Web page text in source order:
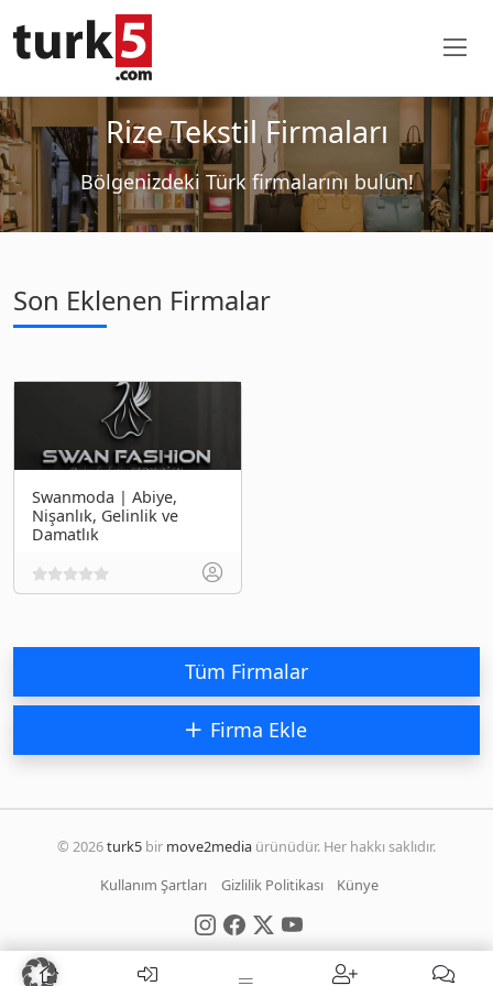
Rize Tekstil Firmaları
Bölgenizdeki Türk firmalarını bulun!
Son Eklenen Firmalar
Swanmoda | Abiye,
Nişanlık, Gelinlik ve
Damatlık
Tüm Firmalar
Firma Ekle
© 2026turk5 bir move2media ürünüdür. Her hakkı saklıdır.
Kullanım Şartları
Gizlilik Politikası Künye